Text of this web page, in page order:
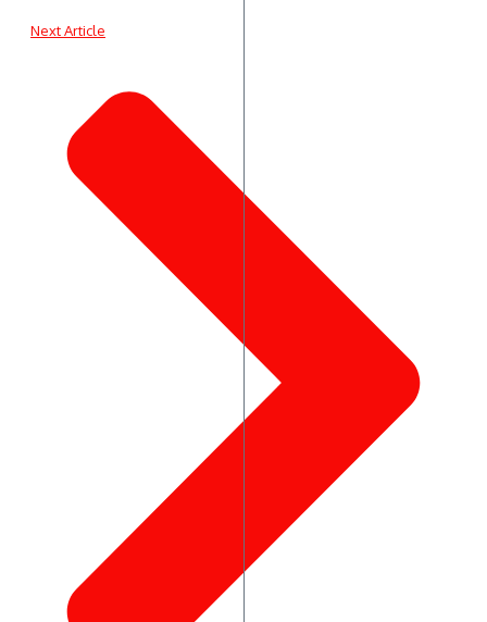
Next Article